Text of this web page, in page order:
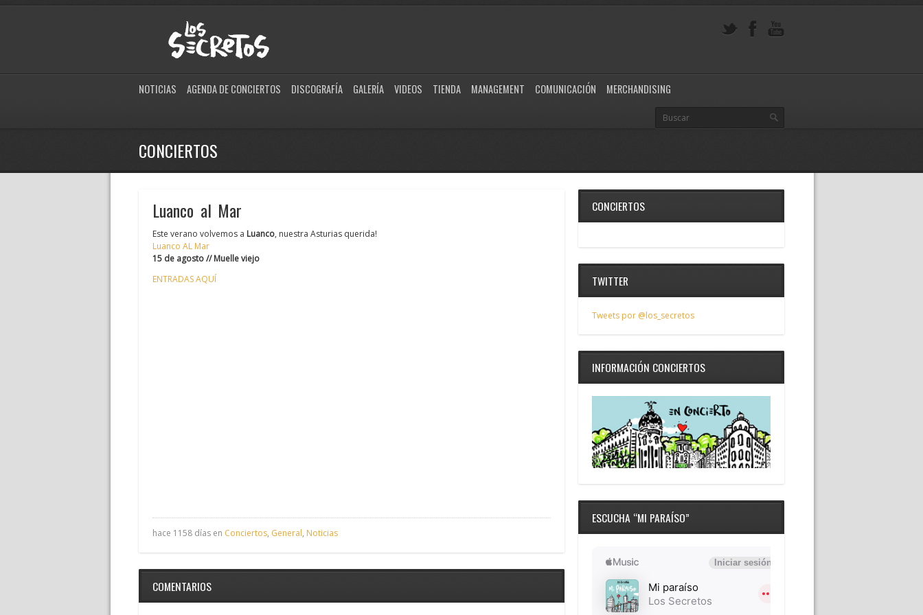
NOTICIAS AGENDA DE CONCIERTOS DISCOGRAFÍA GALERÍA VIDEOS TIENDA MANAGEMENT COMUNICACIÓN MERCHANDISING
CONCIERTOS
Luanco al Mar
Este verano volvemos a Luanco, nuestra Asturias querida!
Luanco AL Mar
15 de agosto // Muelle viejo
ENTRADAS AQUÍ
hace 1158 días en Conciertos, General, Noticias
COMENTARIOS
CONCIERTOS
TWITTER
Tweets por @los_secretos
INFORMACIÓN CONCIERTOS
ESCUCHA “MI PARAÍSO”